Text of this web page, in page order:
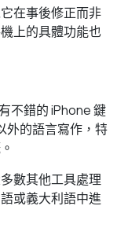
在事後修正而非
上的具體功能也
不錯的 iPhone 鍵
外的語言寫作，特
數其他工具處理
或義大利語中進